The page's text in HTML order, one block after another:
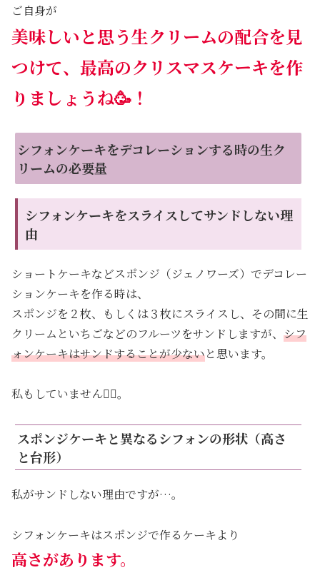
ご自身が
美味しいと思う生クリームの配合を見
つけて、最高のクリスマスケーキを作
りましょうね🥳！
シフォンケーキをデコレーションする時の生ク
リームの必要量
シフォンケーキをスライスしてサンドしない理
由
ショートケーキなどスポンジ（ジェノワーズ）でデコレー
ションケーキを作る時は、
スポンジを２枚、もしくは３枚にスライスし、その間に生
クリームといちごなどのフルーツをサンドしますが、 シフ
ォンケーキはサンドすることが少ないと思います。
私もしていません🙅‍♀️。
スポンジケーキと異なるシフォンの形状（高さ
と台形）
私がサンドしない理由ですが…。
シフォンケーキはスポンジで作るケーキより
高さがあります。